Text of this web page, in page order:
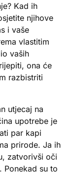
Kad ih
njihove
i vaše
vlastitim
vaših
ona će
razbistriti
utjecaj na
upotrebe je
par kapi
prirode. Ja ih
zatvorivši oči
Ponekad su to